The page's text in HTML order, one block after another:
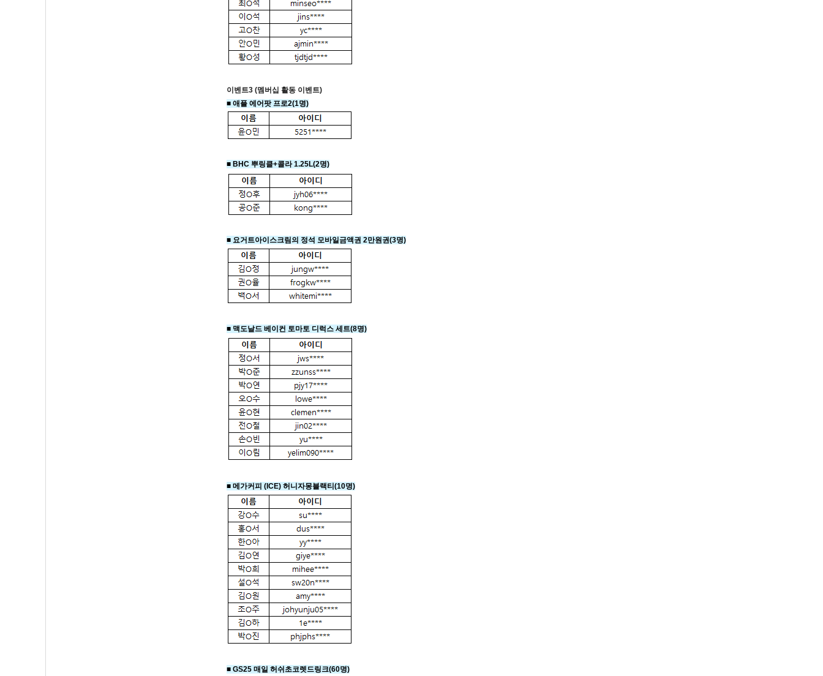
이벤트3 (멤버십 활동 이벤트)
■ 애플 에어팟 프로2(1명)
■ BHC 뿌링클+콜라 1.25L(2명)
■ 요거트아이스크림의 정석 모바일금액권 2만원권(3명)
■ 맥도날드 베이컨 토마토 디럭스 세트(8명)
■ 메가커피 (ICE) 허니자몽블랙티 (10명)
■ GS25 매일 허쉬초코렛드링크(60명)